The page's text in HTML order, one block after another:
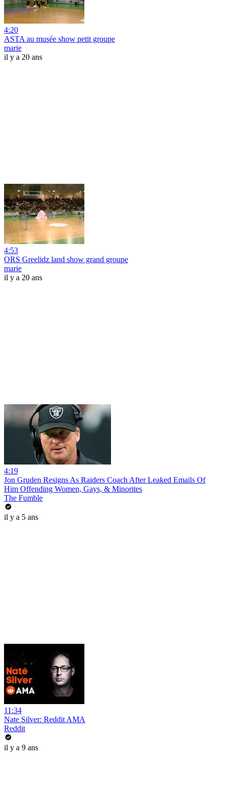
4:20
ASTA au musée show petit groupe
marie
il y a 20 ans
4:53
ORS Greelidz land show grand groupe
marie
il y a 20 ans
4:19
Jon Gruden Resigns As Raiders Coach After Leaked Emails Of
Him Offending Women, Gays, & Minorites
The Fumble
il y a 5 ans
11:34
Nate Silver: Reddit AMA
Reddit
il y a 9 ans